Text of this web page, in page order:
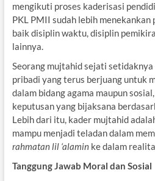
mengikuti proses kaderisasi
PKL PMII sudah lebih menekankan
baik disiplin waktu, disiplin
lainnya.
Seorang mujtahid sejati setidaknya
pribadi yang terus berjuang untuk
dalam bidang agama maupun
keputusan yang bijaksana
Lebih dari itu, kader mujtahid
mampu menjadi teladan dalam
rahmatan lil ‘alaminke dalam
Tanggung Jawab Moral dan Sosial